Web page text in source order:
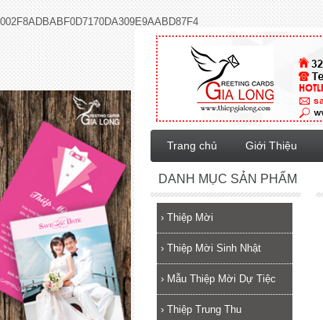
002F8ADBABF0D7170DA309E9AABD87F4
DANH MỤC SẢN PHẨM
› Thiệp Mời
› Thiệp Mời Sinh Nhật
› Mẫu Thiệp Mời Dự Tiệc
› Thiệp Trung Thu
Trang chủ Giới Thiệu